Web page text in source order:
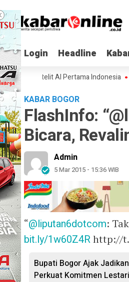
Login Headline
Login Headline
1, Satelit AI Pertama Indonesia
KABAR BOGOR
FlashInfo:
Bicara,
Admin
5 Mar 2015 - 15:36 WIB
“@liputan6dotcom:
bit.ly/1w60Z4Rhttp://
Bupati Bogor Ajak
Perkuat Komitmen